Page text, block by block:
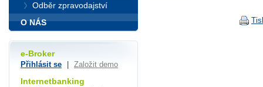
Odběr zpravodajství
O NÁS
e-Broker
Přihlásit se Založit demo
Internetbanking